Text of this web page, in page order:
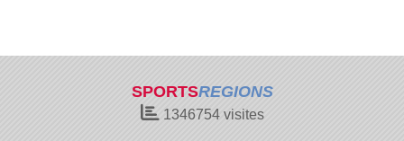
SPORTSREGIONS
1346754visites